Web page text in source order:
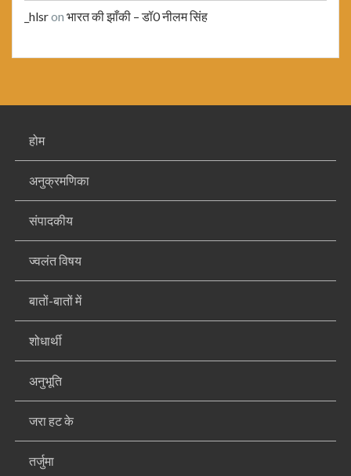
_hlsron भारत की झाँकी – डॉ0 नीलम सिंह
होम
अनुक्रमणिका
संपादकीय
ज्वलंत विषय
बातों-बातों में
शोधार्थी
अनुभूति
जरा हट के
तर्जुमा